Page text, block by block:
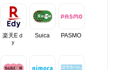
楽天Eｄ
ｙ
Suica PASMO